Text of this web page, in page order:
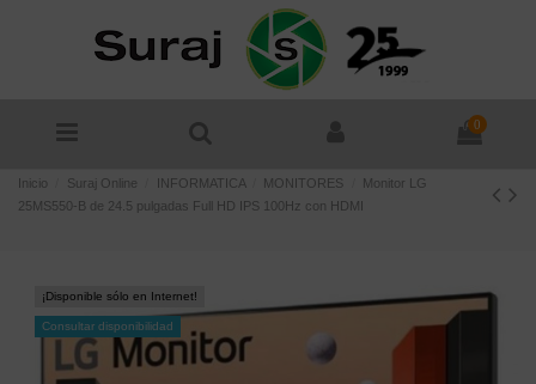
0
Inicio Suraj Online INFORMATICA MONITORES
Monitor LG
25MS550-B de 24.5 pulgadas Full HD IPS 100Hz con HDMI
¡Disponible sólo en Internet!
Consultar disponibilidad